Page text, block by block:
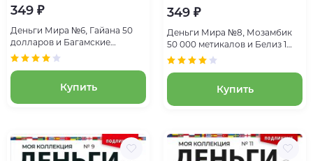
349 ₽
Деньги Мира №6, Гайана 50
долларов и Багамские
острова 1 цент
Купить
349 ₽
Деньги Мира №8, Мозамбик
50 000 метикалов и Белиз 1
цент
Купить